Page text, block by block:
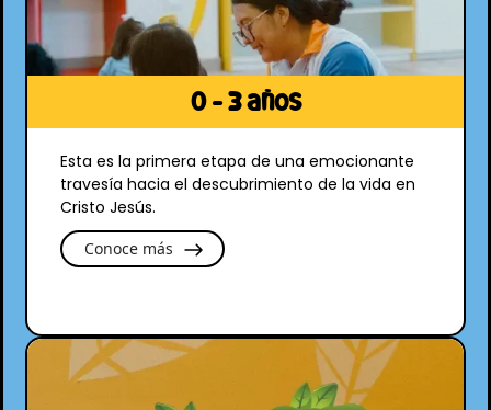
0 - 3 años
Esta es la primera etapa de una emocionante
travesía hacia el descubrimiento de la vida en
Cristo Jesús.
Conoce más